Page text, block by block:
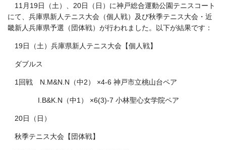
11月19日（土）、20日（日）に神戸総合運動公園テニスコート
にて、兵庫県新人テニス大会（個人戦）及び秋季テニス大会・近
畿新人兵庫県予選（団体戦）が行われました。以下が結果です：
19日（土）兵庫県新人テニス大会【個人戦】
ダブルス
1回戦 N.M&N.N（中2） ×4-6 神戸市立桃山台ペア
I.B&K.N（中1） ×6(3)-7 小林聖心女学院ペア
20日（日）
秋季テニス大会【団体戦】